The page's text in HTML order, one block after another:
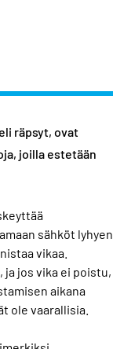
räpsyt, ovat
joilla estetään
sähköt lyhyen
vikaa.
jos vika ei poistu,
aikana
ole vaarallisia.